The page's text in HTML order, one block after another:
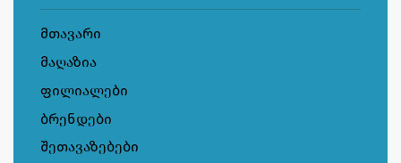
მთავარი
მაღაზია
ფილიალები
ბრენდები
შეთავაზებები